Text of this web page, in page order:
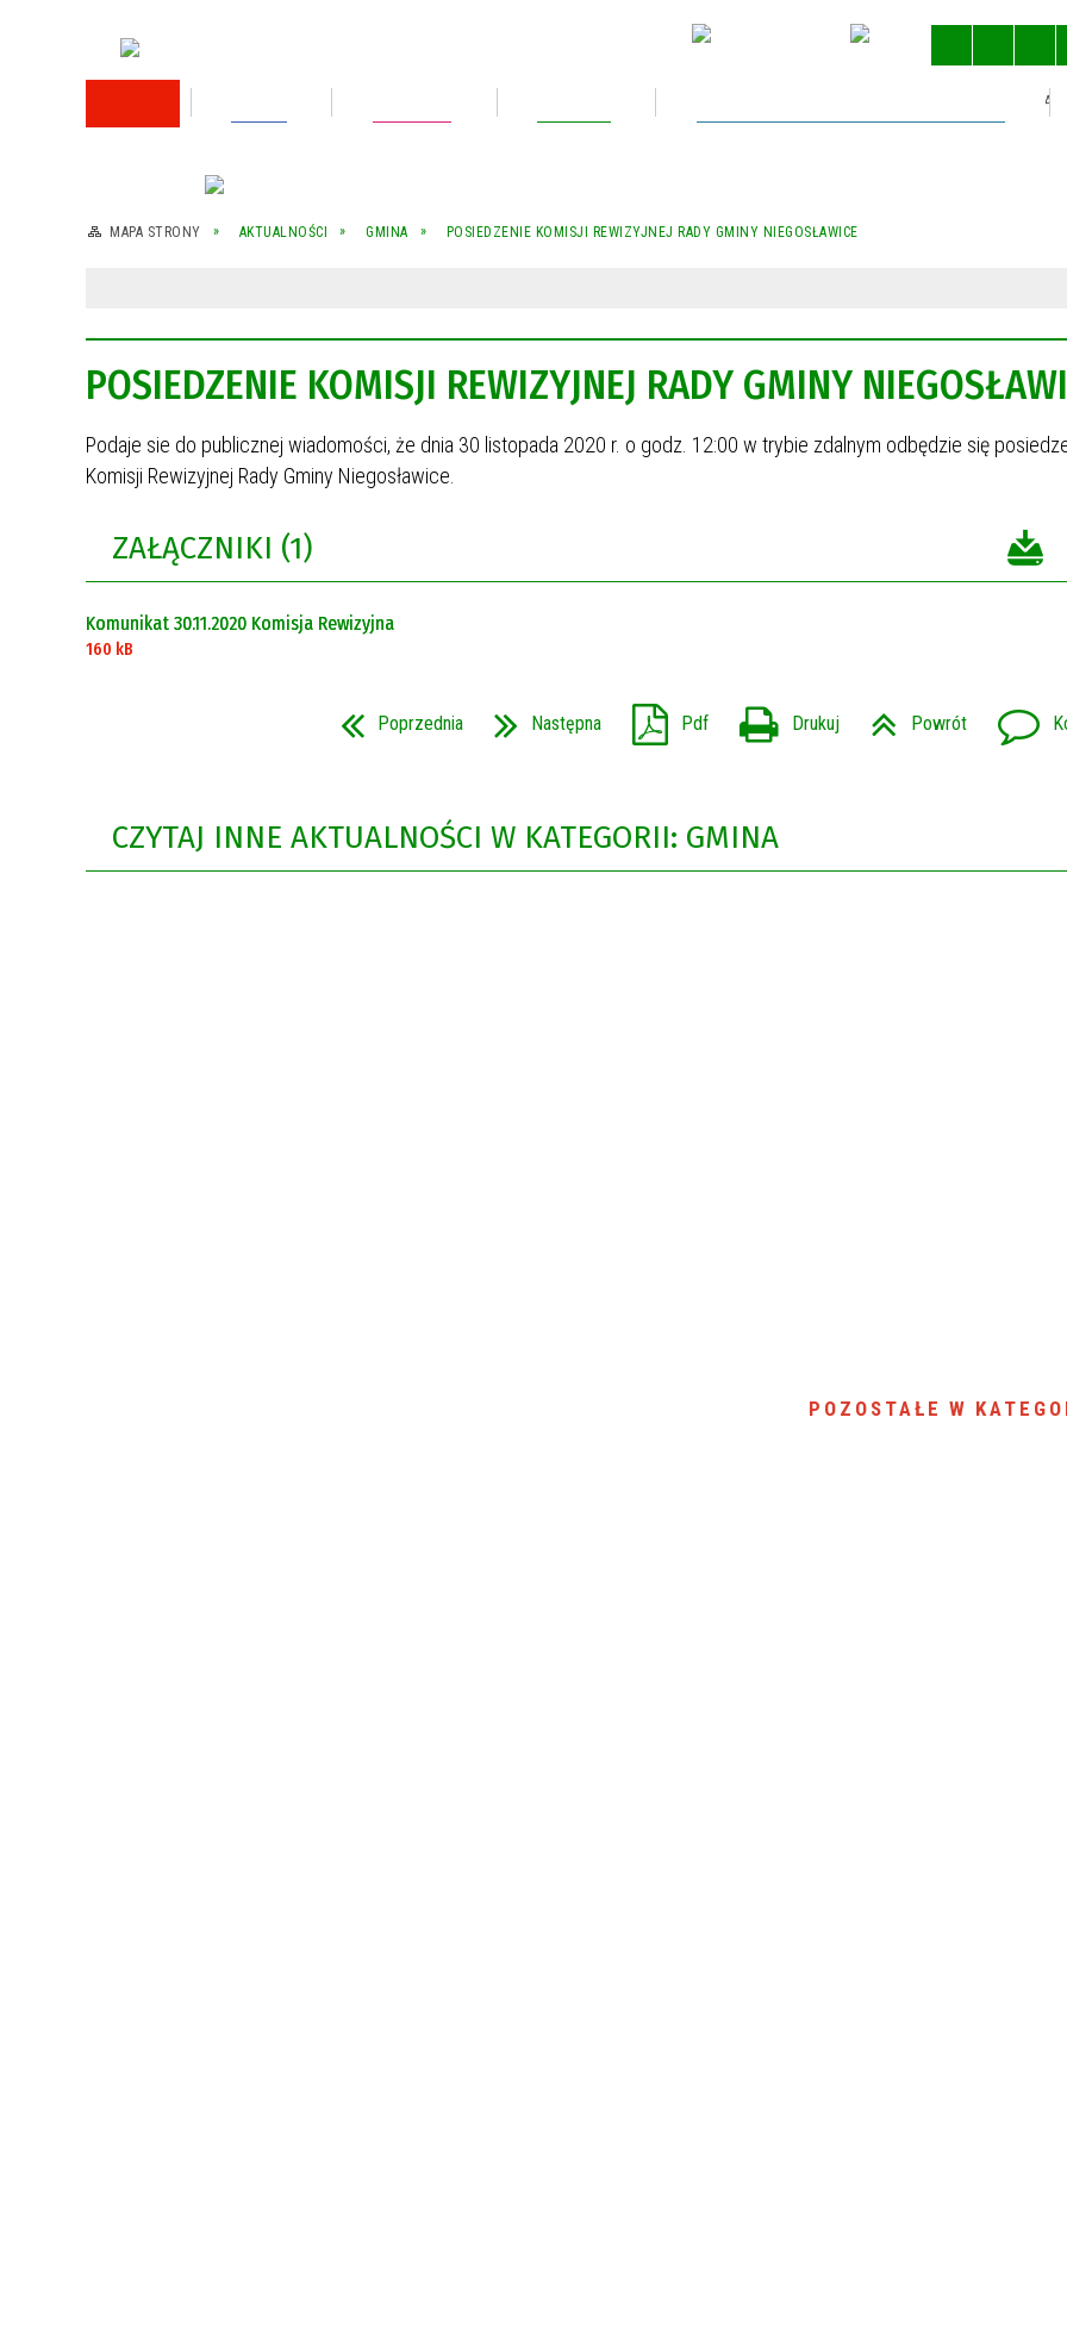
STRONA
Rok 2025
Wykaz nieruchomości przeznaczonej do
sprzedaży
Wykaz nieruchomości przeznaczonej do
sprzedaży
Rok 2021
Rok 2020
MAPA STRONY AKTUALNOŚCI GMINA POSIEDZENIE KOMISJI REWIZYJNEJ RADY GMINY NIEGOSŁAWICE
POSIEDZENIE KOMISJI REWIZYJNEJ RADY GMINY
Podaje sie do publicznej wiadomości, że dnia 30 listopada 2020 r. o godz. 12:00 w trybie zdalnym odbędzie się
Komisji Rewizyjnej Rady Gminy Niegosławice.
ZAŁĄCZNIKI (1)
Komunikat 30.11.2020 Komisja Rewizyjna
160 kB
Poprzednia Następna Pdf Drukuj Powrót
CZYTAJ INNE AKTUALNOŚCI W KATEGORII: GMINA
POZOSTAŁE W